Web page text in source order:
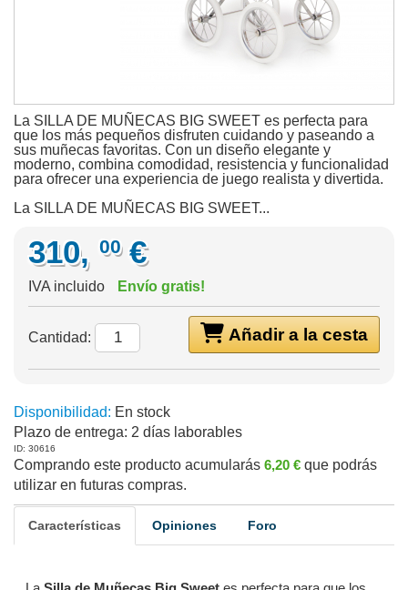
La SILLA DE MUÑECAS BIG SWEET es perfecta para
que los más pequeños disfruten cuidando y paseando a
sus muñecas favoritas. Con un diseño elegante y
moderno, combina comodidad, resistencia y funcionalidad
para ofrecer una experiencia de juego realista y divertida.
La SILLA DE MUÑECAS BIG SWEET...
310, 00 €
IVA incluido Envío gratis!
Añadir a la cesta
Cantidad:
Disponibilidad: En stock
Plazo de entrega: 2 días laborables
ID: 30616
Comprando este producto acumularás 6,20 € que podrás
utilizar en futuras compras.
Características Opiniones Foro